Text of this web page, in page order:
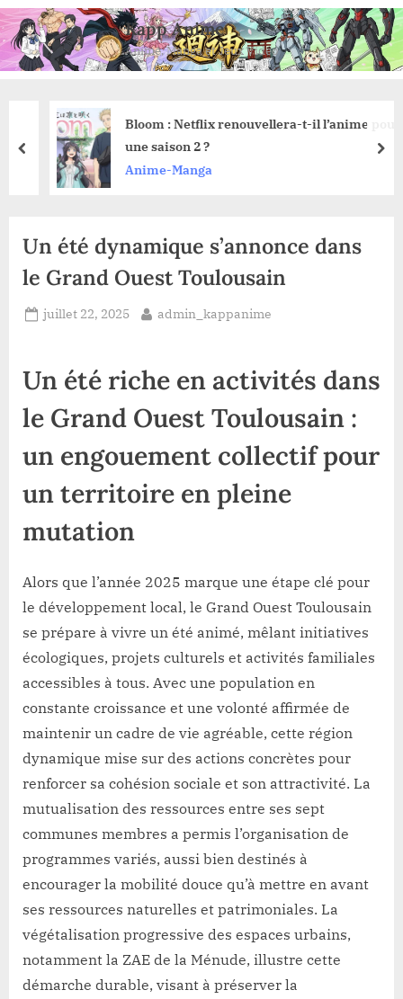
Skip
to
content
Kapp Anime
Anime, Manga et Jeux Vidéo
Bloom : Netflix renouvellera-t-il l’anime pour
une saison 2 ?
Anime-Manga
prev
Un été dynamique s’annonce dans
le Grand Ouest Toulousain
Posted
juillet 22, 2025 By
admin_kappanime
Un été riche en activités dans
le Grand Ouest Toulousain :
un engouement collectif pour
un territoire en pleine
mutation
Alors que l’année 2025 marque une étape clé pour
le développement local, le Grand Ouest Toulousain
se prépare à vivre un été animé, mêlant initiatives
écologiques, projets culturels et activités familiales
accessibles à tous. Avec une population en
constante croissance et une volonté affirmée de
maintenir un cadre de vie agréable, cette région
dynamique mise sur des actions concrètes pour
renforcer sa cohésion sociale et son attractivité. La
mutualisation des ressources entre ses sept
communes membres a permis l’organisation de
programmes variés, aussi bien destinés à
encourager la mobilité douce qu’à mettre en avant
ses ressources naturelles et patrimoniales. La
végétalisation progressive des espaces urbains,
notamment la ZAE de la Ménude, illustre cette
démarche durable, visant à préserver la